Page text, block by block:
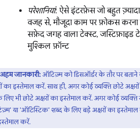
परेशानियां: ऐसे इंटरफ़ेस जो बहुत
वजह से, मौजूदा काम पर फ़ोकस करना
सफ़ेद जगह वाला टेक्स्ट, जस्टिफ़ाइड
मुश्किल फ़ॉन्ट
अहम जानकारी:ऑटिज़्म को डिसऑर्डर के तौर पर
का इस्तेमाल करें. साथ ही, अगर कोई व्यक्ति छोटे
भी छोटे अक्षरों का इस्तेमाल करें. अगर कोई
या 'ऑटिस्टिक' शब्द के लिए बड़े अक्षरों का इस्तेमाल
करें.